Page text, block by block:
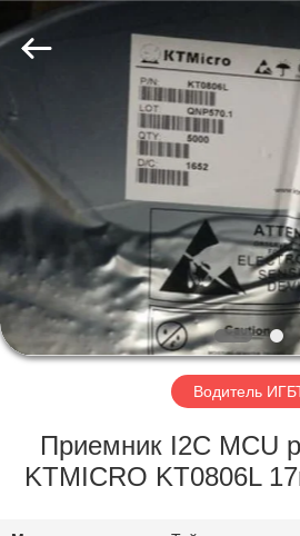
ДОМОЙ
ПРОДУКТЫ
ВИДЕОЗАПИСИ
О
НАС
ЭКСКУРСИЯ
ПО
Ltd.
All
Rights
Водитель
Приемник I2C MCU
KTMICRO KT0806L